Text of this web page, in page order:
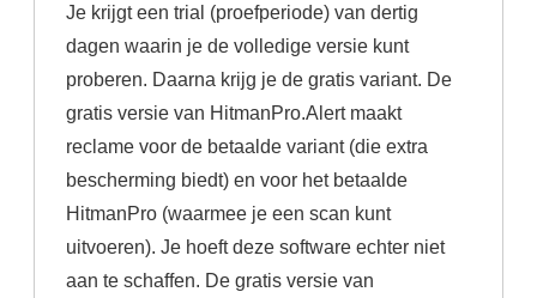
Je krijgt een trial (proefperiode) van dertig
dagen waarin je de volledige versie kunt
proberen. Daarna krijg je de gratis variant. De
gratis versie van HitmanPro.Alert maakt
reclame voor de betaalde variant (die extra
bescherming biedt) en voor het betaalde
HitmanPro (waarmee je een scan kunt
uitvoeren). Je hoeft deze software echter niet
aan te schaffen. De gratis versie van